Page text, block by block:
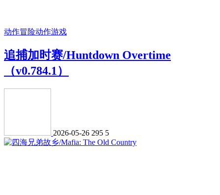
动作冒险动作游戏
追捕加时赛/Huntdown Overtime
（v0.784.1）
2026-05-26 295 5